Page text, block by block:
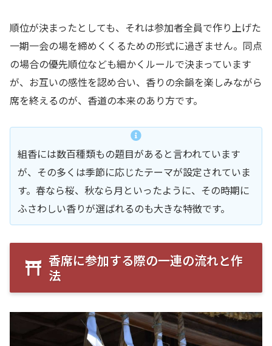
順位が決まったとしても、それは参加者全員で作り上げた
一期一会の場を締めくくるための形式に過ぎません。同点
の場合の優先順位なども細かくルールで決まっています
が、お互いの感性を認め合い、香りの余韻を楽しみながら
席を終えるのが、香道の本来のあり方です。
組香には数百種類もの題目があると言われています
が、その多くは季節に応じたテーマが設定されていま
す。春なら桜、秋なら月といったように、その時期に
ふさわしい香りが選ばれるのも大きな特徴です。
香席に参加する際の一連の流れと作
法